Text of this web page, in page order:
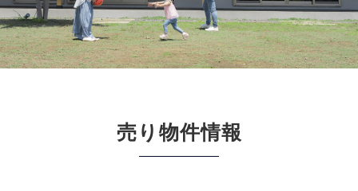
売り物件情報